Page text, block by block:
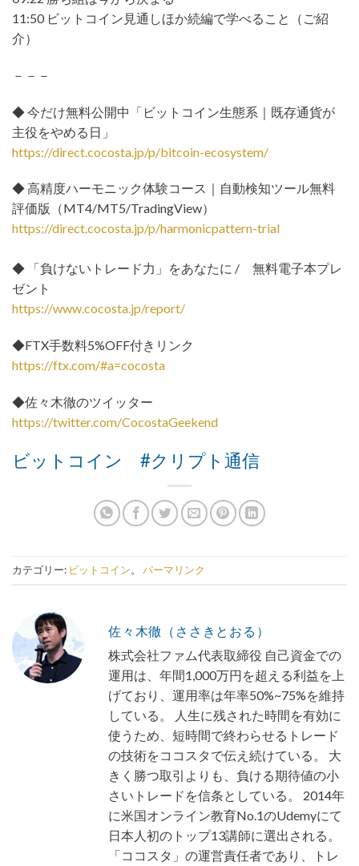
11:50 ビットコイン見通しほか続編で学べること（ご紹
介）
－－－
◆ 今だけ無料公開中「ビットコイン生態系｜既存通貨が
主役をやめる日」
https://direct.cocosta.jp/p/bitcoin-ecosystem/
◆ 高精度ハーモニック体験コース｜自動検知ツール無料
評価版（MT4/MT5/TradingView）
https://direct.cocosta.jp/p/harmonicpattern-trial
◆ 「負けないトレード力」をあなたに / 無料電子本プレ
ゼント
https://www.cocosta.jp/report/
◆FTX手数料5%OFF付きリンク
https://ftx.com/#a=cocosta
◆佐々木徹のツイッター
https://twitter.com/CocostaGeekend
ビットコイン #クリプト通信
カテゴリー: ビットコイン。 パーマリンク
佐々木徹（ささきとおる）
株式会社ファム代表取締役 自己資金での
運用は、年間1,000万円を超える利益を上
げており、運用率は年率50%~75%を維持
している。 人生に残された時間を有効に
使うため、短時間で終わらせるトレード
の技術をココスタで伝え続けている。 大
きく勝つ取引よりも、負ける期待値の小
さいトレードを信条としている。 2014年
に米国オンライン教育No.1のUdemyにて
日本人初のトップ13講師に選出される。
「ココスタ」の運営責任者であり、トレ